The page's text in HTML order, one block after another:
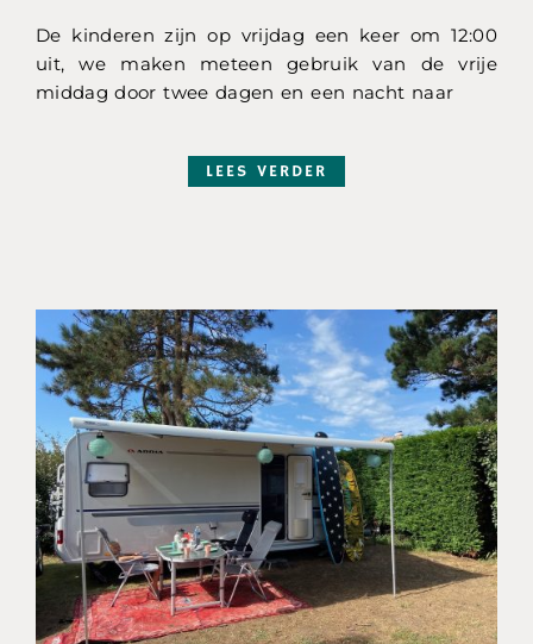
De kinderen zijn op vrijdag een keer om 12:00
uit, we maken meteen gebruik van de vrije
middag door twee dagen en een nacht naar
LEES VERDER